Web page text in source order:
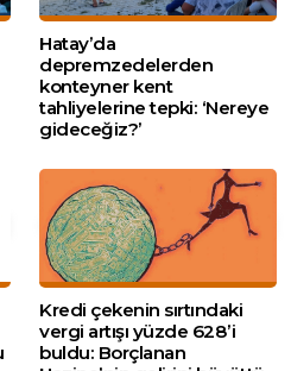
Hatay’da
depremzedelerden
konteyner kent
tahliyelerine tepki: ‘Nereye
gideceğiz?’
Kredi çekenin sırtındaki
vergi artışı yüzde 628’i
buldu: Borçlanan